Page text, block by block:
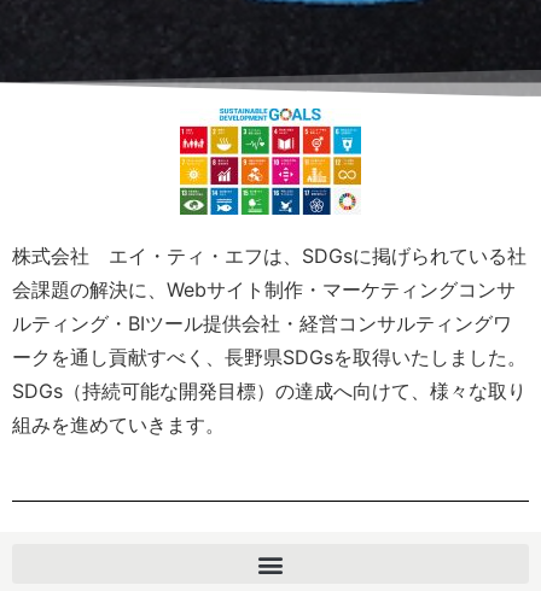
株式会社 エイ・ティ・エフは、SDGsに掲げられている社
会課題の解決に、Webサイト制作・マーケティングコンサ
ルティング・BIツール提供会社・経営コンサルティングワ
ークを通し貢献すべく、長野県SDGsを取得いたしました。
SDGs（持続可能な開発目標）の達成へ向けて、様々な取り
組みを進めていきます。